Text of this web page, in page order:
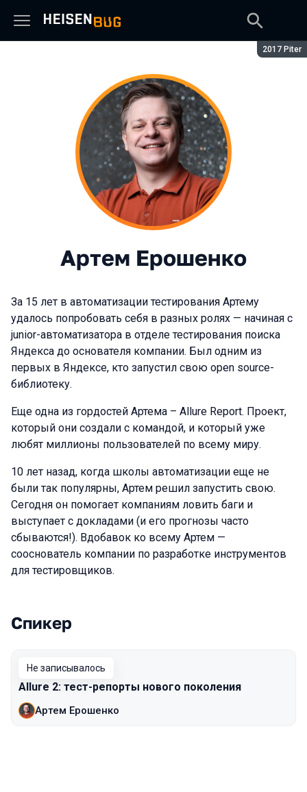
Сезон:
2017 Piter
Артем Ерошенко
За 15 лет в автоматизации тестирования Артему
удалось попробовать себя в разных ролях — начиная с
junior-автоматизатора в отделе тестирования поиска
Яндекса до основателя компании. Был одним из
первых в Яндексе, кто запустил свою open source-
библиотеку.
Еще одна из гордостей Артема – Allure Report. Проект,
который они создали с командой, и который уже
любят миллионы пользователей по всему миру.
10 лет назад, когда школы автоматизации еще не
были так популярны, Артем решил запустить свою.
Сегодня он помогает компаниям ловить баги и
выступает с докладами (и его прогнозы часто
сбываются!). Вдобавок ко всему Артем —
сооснователь компании по разработке инструментов
для тестировщиков.
Выступления в сезоне 2017 Piter
Спикер
Не записывалось
Allure 2: тест-репорты нового поколения
Артем Ерошенко